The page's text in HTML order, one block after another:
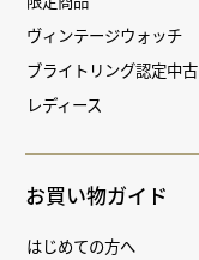
ヴィンテージウォッチ
ブライトリング認定中古
レディース
お買い物ガイド
はじめての方へ